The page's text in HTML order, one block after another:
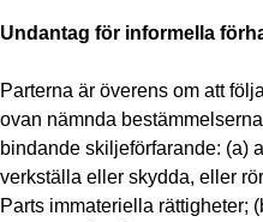
Undantag för informella
Parterna är överens om att
ovan nämnda
bindande skiljeförfarande: (a)
verkställa eller skydda, eller
Parts immateriella rättigheter;